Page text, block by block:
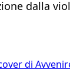
dalla
di